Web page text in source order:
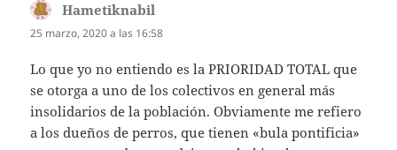
Hametiknabil
25 marzo, 2020 a las 16:58
Lo que yo no entiendo es la PRIORIDAD TOTAL que
se otorga a uno de los colectivos en general más
insolidarios de la población. Obviamente me refiero
a los dueños de perros, que tienen «bula pontificia»